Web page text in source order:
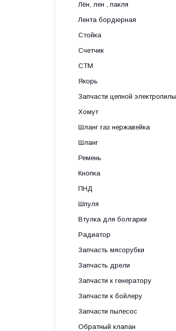
Лён, лен , пакля
Лента бордюрная
Стойка
Счетчик
СТМ
Якорь
Запчасти цепной электропилы
Хомут
Шланг газ нержавейка
Шланг
Ремень
Кнопка
ПНД
Шпуля
Втулка для болгарки
Радиатор
Запчасть мясорубки
Запчасть дрели
Запчасти к генератору
Запчасти к бойлеру
Запчасти пылесос
Обратный клапан